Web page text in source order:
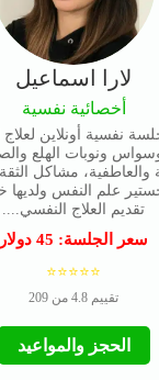
لارا اسماعيل
أخصائية نفسية
نفسية أونلاين
ونوبات الهلع
والعاطفية، مشاكل
تقديم العلاج النفسي....
سعر الجلسة: 45 دولار
⭐⭐⭐⭐⭐
تقييم 4.8 من 209
الحجز والمواعيد